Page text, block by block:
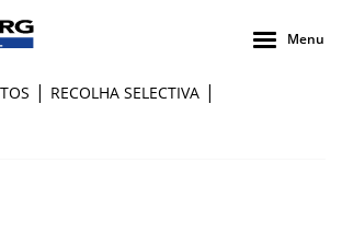
Menu
| RECOLHA SELECTIVA |